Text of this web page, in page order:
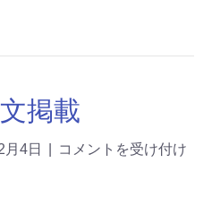
掲載
月4日
コメントを受け付け